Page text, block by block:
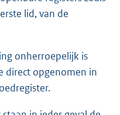
lid, van de
onherroepelijk is
direct opgenomen in